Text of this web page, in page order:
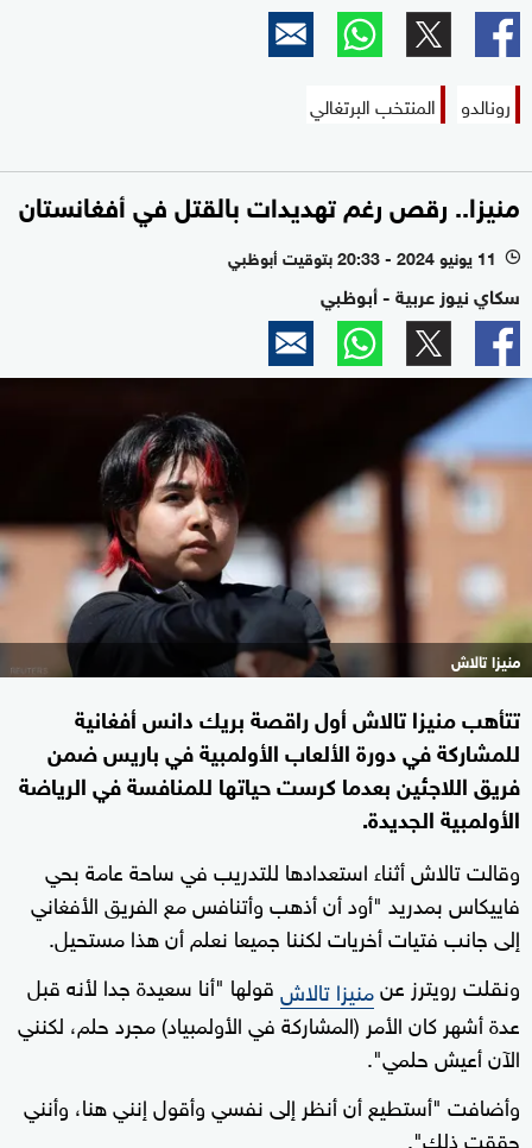
رونالدو المنتخب البرتغالي
منيزا.. رقص رغم تهديدات بالقتل في أفغانستان
l 11 يونيو 2024 - 20:33 بتوقيت أبوظبي
سكاي نيوز عربية - أبوظبي
منيزا تالاش
تتأهب منيزا تالاش أول راقصة بريك دانس أفغانية
للمشاركة في دورة الألعاب الأولمبية في باريس ضمن
فريق اللاجئين بعدما كرست حياتها للمنافسة في الرياضة
الأولمبية الجديدة.
وقالت تالاش أثناء استعدادها للتدريب في ساحة عامة بحي
فاييكاس بمدريد "أود أن أذهب وأتنافس مع الفريق الأفغاني
إلى جانب فتيات أخريات لكننا جميعا نعلم أن هذا مستحيل.
ونقلت رويترز عنمنيزا تالاشقولها "أنا سعيدة جدا لأنه قبل
عدة أشهر كان الأمر (المشاركة في الأولمبياد) مجرد حلم، لكنني
الآن أعيش حلمي".
وأضافت "أستطيع أن أنظر إلى نفسي وأقول إنني هنا، وأنني
حققت ذلك".